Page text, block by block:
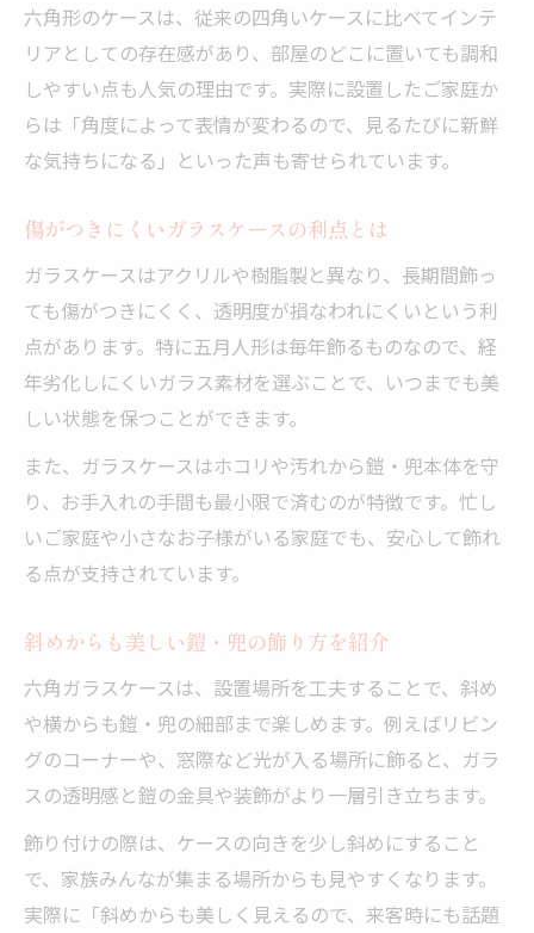
六角形のケースは、従来の四角いケースに比べてインテ
リアとしての存在感があり、部屋のどこに置いても調和
しやすい点も人気の理由です。実際に設置したご家庭か
らは「角度によって表情が変わるので、見るたびに新鮮
な気持ちになる」といった声も寄せられています。
傷がつきにくいガラスケースの利点とは
ガラスケースはアクリルや樹脂製と異なり、長期間飾っ
ても傷がつきにくく、透明度が損なわれにくいという利
点があります。特に五月人形は毎年飾るものなので、経
年劣化しにくいガラス素材を選ぶことで、いつまでも美
しい状態を保つことができます。
また、ガラスケースはホコリや汚れから鎧・兜本体を守
り、お手入れの手間も最小限で済むのが特徴です。忙し
いご家庭や小さなお子様がいる家庭でも、安心して飾れ
る点が支持されています。
斜めからも美しい鎧・兜の飾り方を紹介
六角ガラスケースは、設置場所を工夫することで、斜め
や横からも鎧・兜の細部まで楽しめます。例えばリビン
グのコーナーや、窓際など光が入る場所に飾ると、ガラ
スの透明感と鎧の金具や装飾がより一層引き立ちます。
飾り付けの際は、ケースの向きを少し斜めにすること
で、家族みんなが集まる場所からも見やすくなります。
実際に「斜めからも美しく見えるので、来客時にも話題